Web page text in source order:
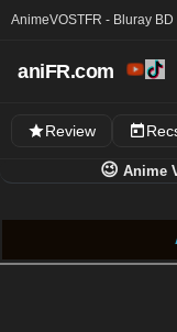
AnimeVOSTFR - Bluray
aniFR.com
Review
😉 Anime